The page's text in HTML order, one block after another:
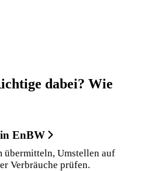
dabei? Wie
EnBW
übermitteln, Umstellen auf
Verbräuche prüfen.